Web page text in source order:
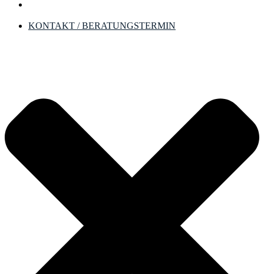
KONTAKT / BERATUNGSTERMIN